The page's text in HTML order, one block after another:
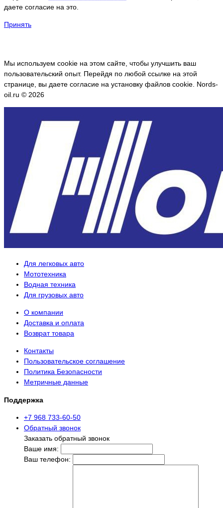
даете согласие на это.
Принять
Мы используем cookie на этом сайте, чтобы улучшить ваш
пользовательский опыт. Перейдя по любой ссылке на этой
странице, вы даете согласие на установку файлов cookie. Nords-
oil.ru © 2026
Для легковых авто
Мототехника
Водная техника
Для грузовых авто
О компании
Доставка и оплата
Возврат товара
Контакты
Пользовательское соглашение
Политика Безопасности
Метричные данные
Поддержка
+7 968 733-60-50
Обратный звонок
Заказать обратный звонок
Ваше имя:
Ваш телефон: